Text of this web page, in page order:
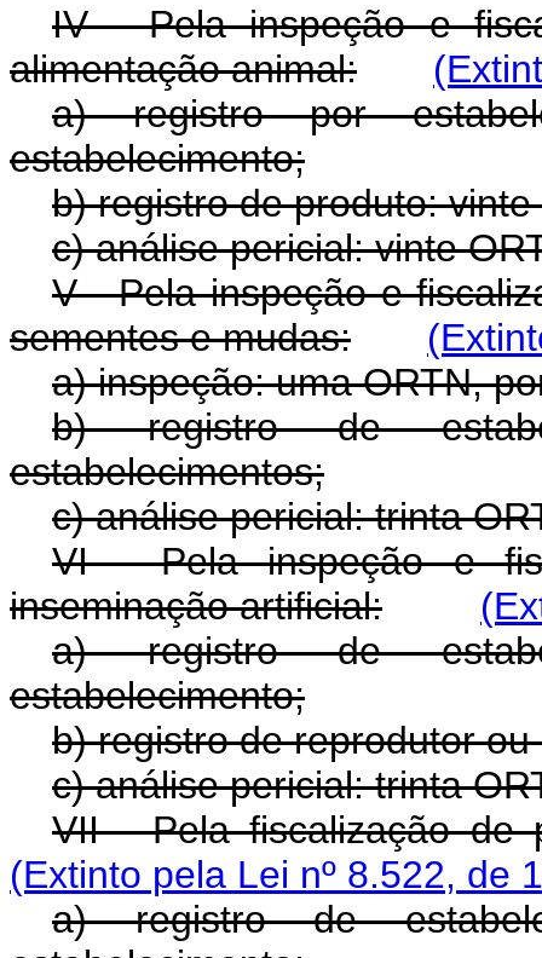
IV - Pela inspeção e
alimentação animal:
a) registro por
estabelecimento;
b) registro de produto:
c) análise pericial: vinte
V - Pela inspeção e
sementes e mudas:
a) inspeção: uma ORTN,
b) registro de
estabelecimentos;
c) análise pericial: trinta
VI - Pela inspeção e
inseminação artificial:
a) registro de
estabelecimento;
b) registro de reprodutor
c) análise pericial: trinta
VII - Pela fiscalização de
(Extinto pela Lei nº 8.522, de
a) registro de